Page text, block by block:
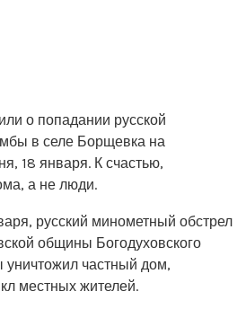
о попадании русской
в селе Борщевка на
18 января. К счастью,
а не люди.
русский минометный обстрел
общины Богодуховского
частный дом,
местных жителей.